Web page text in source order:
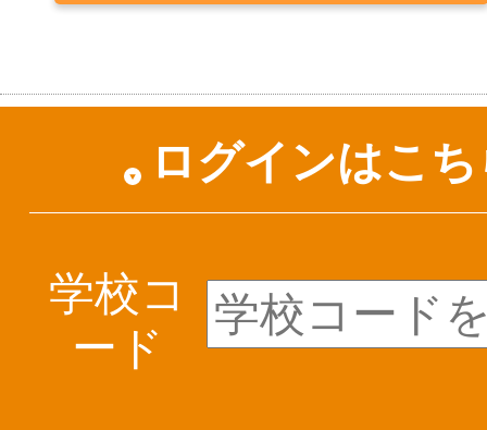
ログインはこ
学校コ
ード